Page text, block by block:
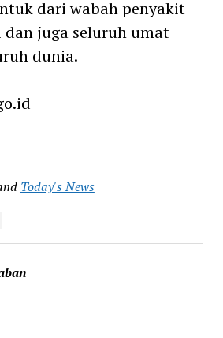
dari wabah penyakit
juga seluruh umat
dunia.
Today's News